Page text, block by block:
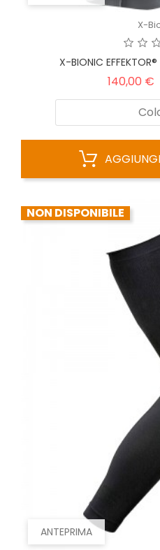
X-
X-BIONIC
140,00 €
ANTEPRIMA
NON DISPONIBILE